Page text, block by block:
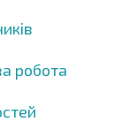
робота